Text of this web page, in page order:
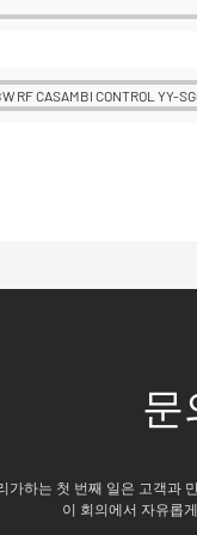
문
가하는 첫 번째 일은 고객과
이 회의에서 자유롭